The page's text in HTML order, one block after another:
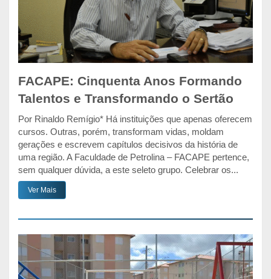
FACAPE: Cinquenta Anos Formando
Talentos e Transformando o Sertão
Por Rinaldo Remígio* Há instituições que apenas oferecem
cursos. Outras, porém, transformam vidas, moldam
gerações e escrevem capítulos decisivos da história de
uma região. A Faculdade de Petrolina – FACAPE pertence,
sem qualquer dúvida, a este seleto grupo. Celebrar os...
Ver Mais